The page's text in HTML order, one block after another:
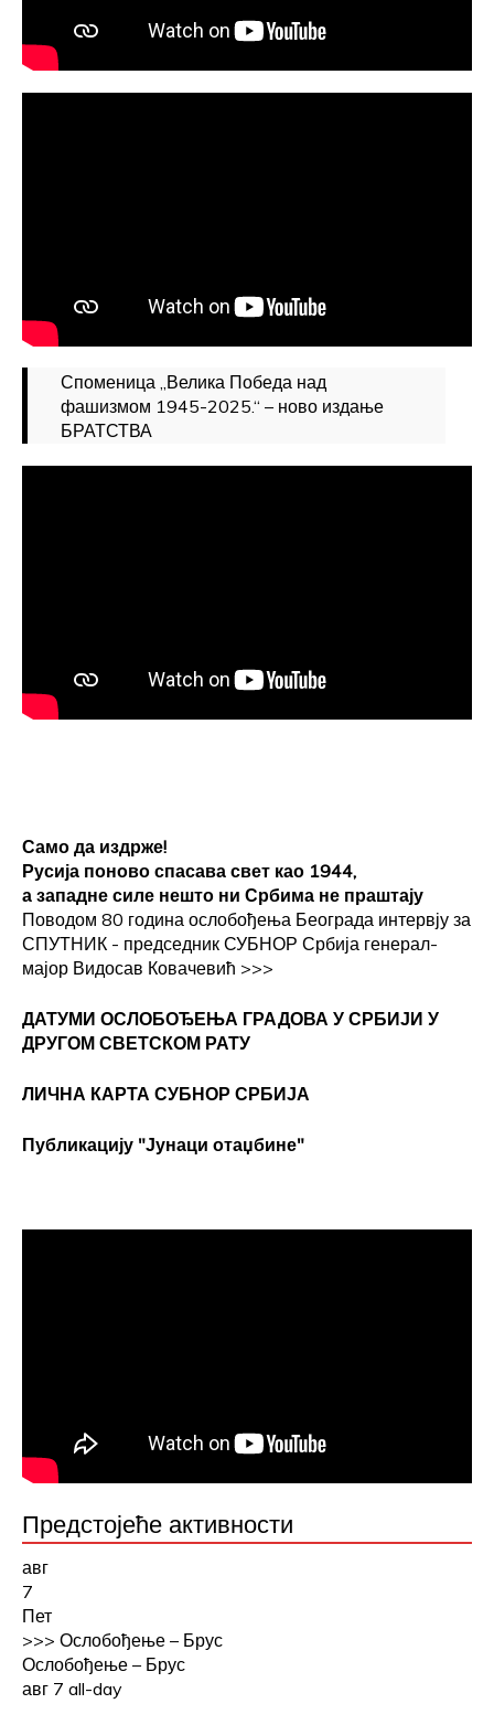
Споменица „Велика Победа над
фашизмом 1945-2025.“ – ново издање
БРАТСТВА
Само да издрже!
Русија поново спасава свет као 1944,
а западне силе нешто ни Србима не праштају
Поводом 80 година ослобођења Београда интервју за
СПУТНИК - председник СУБНОР Србија генерал-
мајор Видосав Ковачевић >>>
ДАТУМИ ОСЛОБОЂЕЊА ГРАДОВА У СРБИЈИ У
ДРУГОМ СВЕТСКОМ РАТУ
ЛИЧНА КАРТА СУБНОР СРБИЈА
Публикацију "Јунаци отаџбине"
Предстојеће активности
авг
7
Пет
>>> Ослобођење – Брус
Ослобођење – Брус
авг 7 all-day